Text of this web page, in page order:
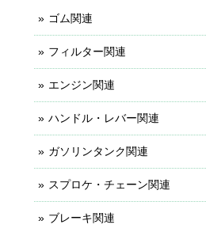
ゴム関連
フィルター関連
エンジン関連
ハンドル・レバー関連
ガソリンタンク関連
スプロケ・チェーン関連
ブレーキ関連